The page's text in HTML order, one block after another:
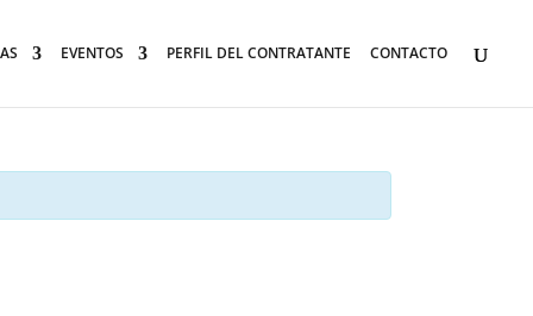
EVENTOS PERFIL DEL CONTRATANTE CONTACTO